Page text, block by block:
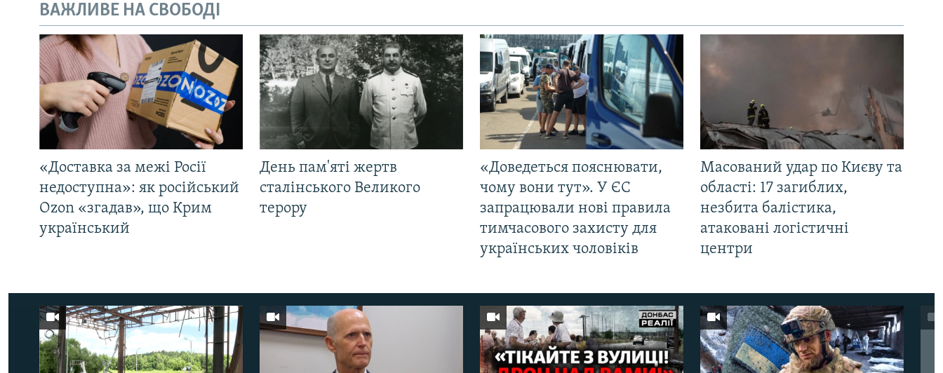
ВАЖЛИВЕ НА СВОБОДІ
«Доставка за межі Росії
недоступна»: як російський
Ozon «згадав», що Крим
український
День пам'яті жертв
сталінського Великого
терору
«Доведеться пояснювати,
чому вони тут». У ЄС
запрацювали нові правила
тимчасового захисту для
українських чоловіків
Масований удар по Києву та
області: 17 загиблих,
незбита балістика,
атаковані логістичні
центри